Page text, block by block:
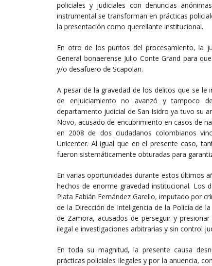
policiales y judiciales con denuncias
instrumental se transforman en prácticas
la presentación como querellante institucional.
En otro de los puntos del procesamiento, la
General bonaerense Julio Conte Grand para
y/o desafuero de Scapolan.
A pesar de la gravedad de los delitos que se le
de enjuiciamiento no avanzó y tampoco
departamento judicial de San Isidro ya tuvo su
Novo, acusado de encubrimiento en casos de
en 2008 de dos ciudadanos colombianos
Unicenter. Al igual que en el presente caso,
fueron sistemáticamente obturadas para
En varias oportunidades durante estos últimos
hechos de enorme gravedad institucional. Los
Plata Fabián Fernández Garello, imputado por
de la Dirección de Inteligencia de la Policía de
de Zamora, acusados de perseguir y
ilegal e investigaciones arbitrarias y sin control
En toda su magnitud, la presente causa
prácticas policiales ilegales y por la anuencia,